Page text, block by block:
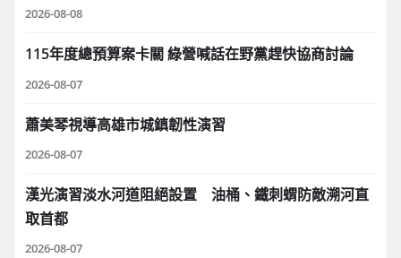
2026-08-08
115年度總預算案卡關 綠營喊話在野黨趕快協商討論
2026-08-07
蕭美琴視導高雄市城鎮韌性演習
2026-08-07
漢光演習淡水河道阻絕設置 油桶、鐵刺蝟防敵溯河直
取首都
2026-08-07